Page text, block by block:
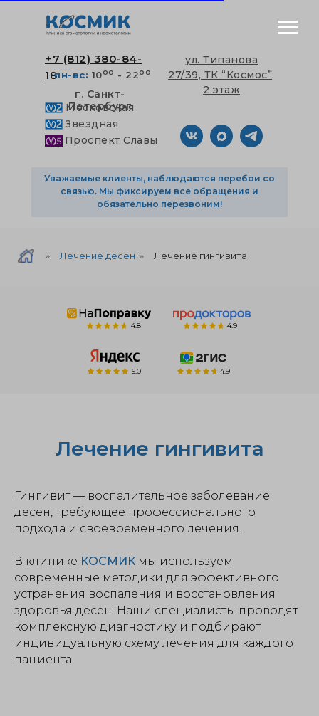
г. Санкт-
Петербург
ул. Типанова
27/39, ТК “Космос”,
2 этаж
+7 (812) 380-84-
18пн-вс: 10оо - 22оо
Проспект Славы
Звездная
Московская
Уважаемые клиенты, наблюдаются перебои со
связью. Мы фиксируем все обращения и
обязательно перезвоним!
» Лечение дёсен » Лечение гингивита
4.9
4.8
5.0
4.9
Лечение гингивита
Гингивит — воспалительное заболевание
десен, требующее профессионального
подхода и своевременного лечения.
В клинике КОСМИК мы используем
современные методики для эффективного
устранения воспаления и восстановления
здоровья десен. Наши специалисты проводят
комплексную диагностику и подбирают
индивидуальную схему лечения для каждого
пациента.